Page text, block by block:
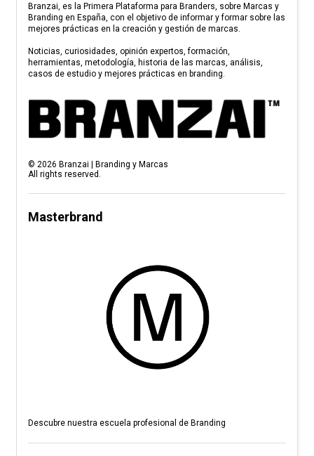
Branzai, es la Primera Plataforma para Branders, sobre Marcas y
Branding en España, con el objetivo de informar y formar sobre las
mejores prácticas en la creación y gestión de marcas.
Noticias, curiosidades, opinión expertos, formación,
herramientas, metodología, historia de las marcas, análisis,
casos de estudio y mejores prácticas en branding.
© 2026 Branzai | Branding y Marcas
All rights reserved.
Masterbrand
Descubre nuestra escuela profesional de Branding